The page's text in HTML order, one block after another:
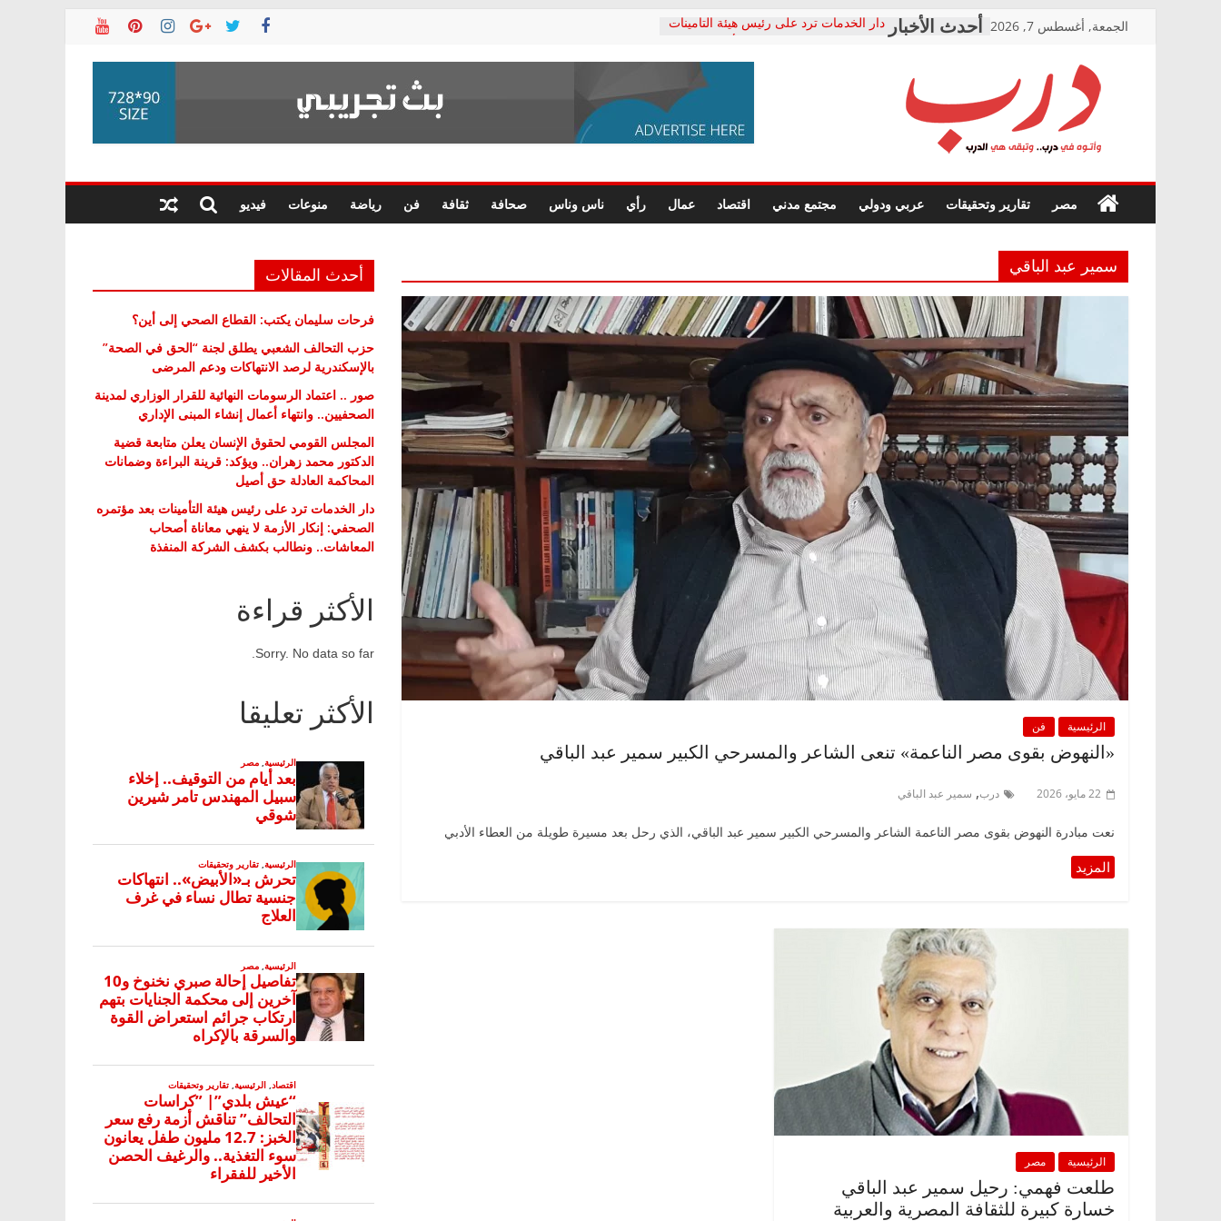
الجمعة, أغسطس 7, 2026
دار الخدمات ترد على رئيس هيئة التأمينات
معاناة أصحاب المعاشات.. ونطالب بكشف
فرحات سليمان يكتب: القطاع الصحي إلى
حزب التحالف الشعبي يطلق لجنة “الحق
صور .. اعتماد الرسومات النهائية للقرار
الوزاري لمدينة الصحفيين.. وانتهاء أعمال
إنشاء المبنى الإداري
قرينة البراءة وضمانات المحاكمة العادلة
حق أصيل
درب
في
درب..
هي
الدرب
مصر تقارير وتحقيقات عربي ودولي مجتمع مدني اقتصاد عمال رأي ناس وناس صحافة ثقافة فن رياضة منوعات فيديو
سمير عبد الباقي
الرئيسية فن
«النهوض بقوى مصر الناعمة» تنعى الشاعر والمسرحي الكبير سمير عبد الباقي
22 مايو، 2026 درب, سمير عبد الباقي
نعت مبادرة النهوض بقوى مصر الناعمة الشاعر والمسرحي الكبير سمير عبد الباقي، الذي رحل بعد مسيرة طويلة من العطاء الأدبي
الرئيسية مصر
طلعت فهمي: رحيل سمير عبد الباقي
خسارة كبيرة للثقافة المصرية والعربية
أحدث المقالات
فرحات سليمان يكتب: القطاع الصحي إلى أين؟
حزب التحالف الشعبي يطلق لجنة “الحق في الصحة”
بالإسكندرية لرصد الانتهاكات ودعم المرضى
صور .. اعتماد الرسومات النهائية للقرار الوزاري لمدينة
الصحفيين.. وانتهاء أعمال إنشاء المبنى الإداري
المجلس القومي لحقوق الإنسان يعلن متابعة قضية
الدكتور محمد زهران.. ويؤكد: قرينة البراءة وضمانات
المحاكمة العادلة حق أصيل
دار الخدمات ترد على رئيس هيئة التأمينات بعد مؤتمره
الصحفي: إنكار الأزمة لا ينهي معاناة أصحاب
المعاشات.. ونطالب بكشف الشركة المنفذة
الأكثر قراءة
Sorry. No data so far.
الأكثر تعليقا